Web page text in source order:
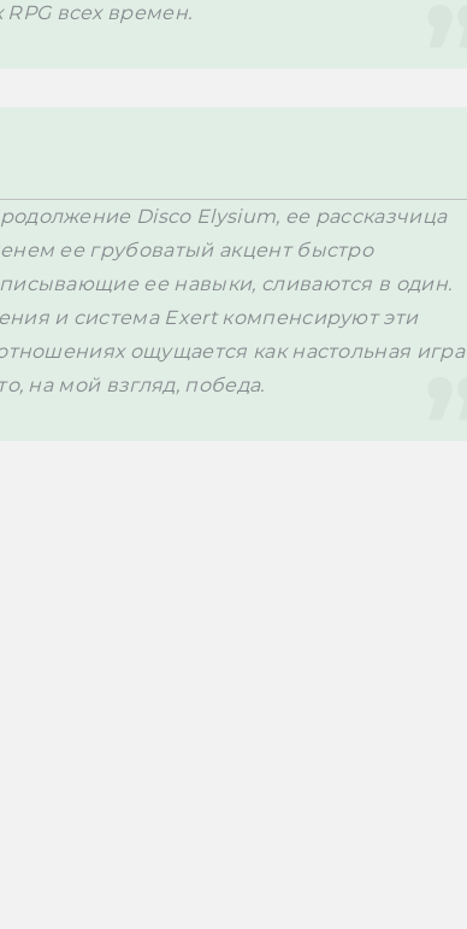
всех времен.
Disco Elysium, ее рассказчица
ее грубоватый акцент быстро
ее навыки, сливаются в один.
и система Exert компенсируют эти
ощущается как настольная игра
на мой взгляд, победа.